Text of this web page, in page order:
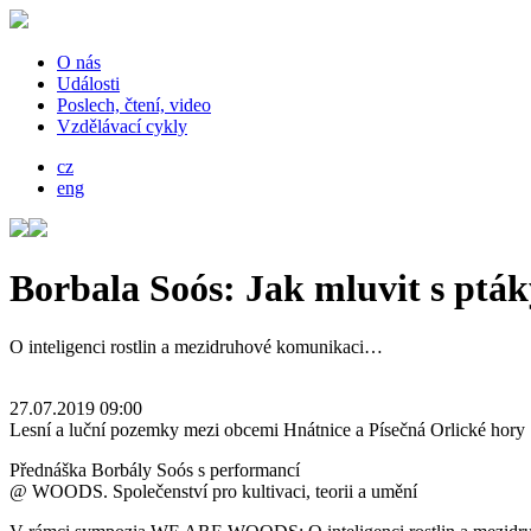
O nás
Události
Poslech, čtení, video
Vzdělávací cykly
cz
eng
Borbala Soós: Jak mluvit s
O inteligenci rostlin a mezidruhové komunikaci…
27.07.2019 09:00
Lesní a luční pozemky mezi obcemi Hnátnice a Písečná Orlické hory
Přednáška Borbály Soós s performancí
@ WOODS. Společenství pro kultivaci, teorii a umění